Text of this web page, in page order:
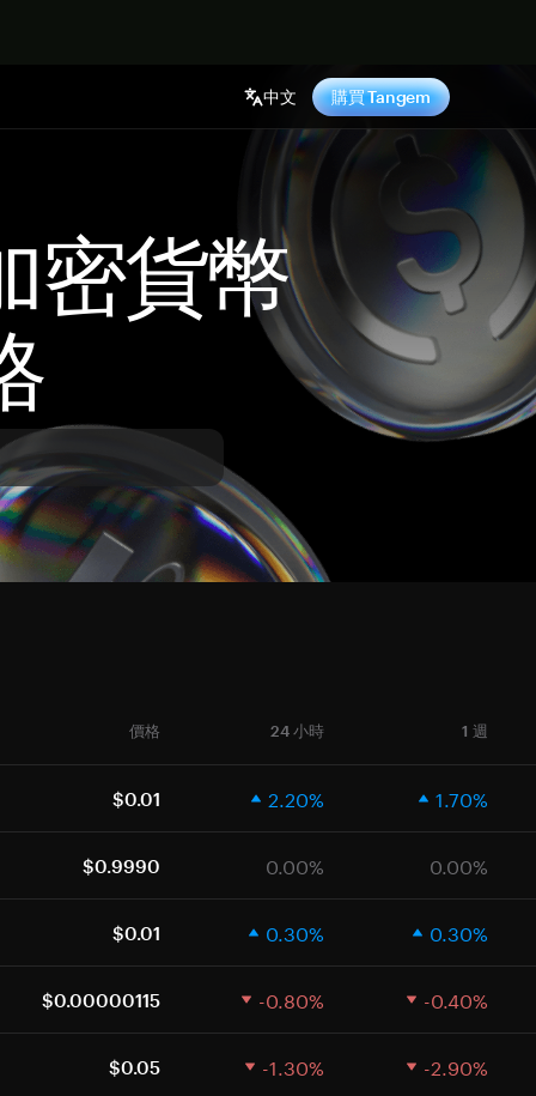
中文 購買 Tangem
密貨幣
價格 24 小時 1 週
$0.01 2.20% 1.70%
$0.9990 0.00% 0.00%
$0.01 0.30% 0.30%
$0.00000115 -0.80% -0.40%
$0.05 -1.30% -2.90%